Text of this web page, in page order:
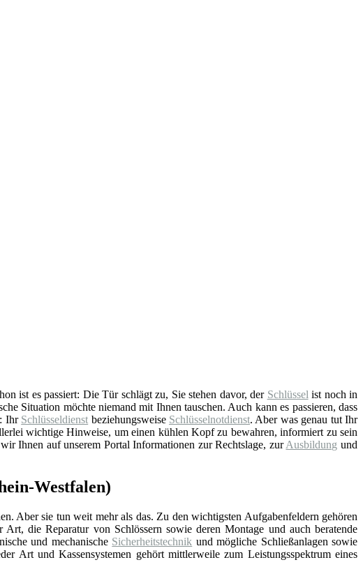
ist es passiert: Die Tür schlägt zu, Sie stehen davor, der Schlüssel ist noch in
Situation möchte niemand mit Ihnen tauschen. Auch kann es passieren, dass
Ihr Schlüsseldienst beziehungsweise Schlüsselnotdienst. Aber was genau tut Ihr
wichtige Hinweise, um einen kühlen Kopf zu bewahren, informiert zu sein
Ihnen auf unserem Portal Informationen zur Rechtslage, zurAusbildung und
Westfalen)
Aber sie tun weit mehr als das. Zu den wichtigsten Aufgabenfeldern gehören
die Reparatur von Schlössern sowie deren Montage und auch beratende
und mechanische Sicherheitstechnik und mögliche Schließanlagen sowie
Art und Kassensystemen gehört mittlerweile zum Leistungsspektrum eines